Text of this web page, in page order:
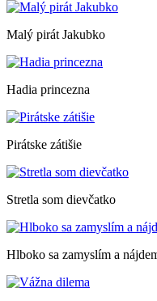
Malý pirát Jakubko
Hadia princezna
Pirátske zátišie
Stretla som dievčatko
Hlboko sa zamyslím a